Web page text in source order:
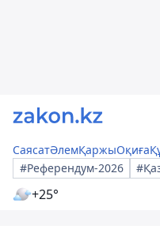
СаясатӘлемҚаржыОқиға
#Референдум-2026
+25°